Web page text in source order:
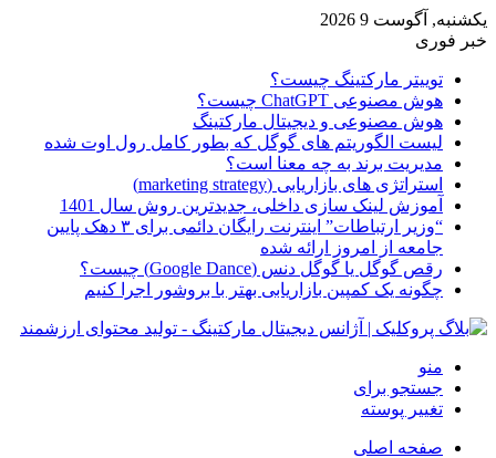
یکشنبه, آگوست 9 2026
خبر فوری
توییتر مارکتینگ چیست؟
هوش مصنوعی ChatGPT چیست؟
هوش مصنوعی و دیجیتال مارکتینگ
لیست الگوریتم های گوگل که بطور کامل رول اوت شده
مدیریت برند به چه معنا است؟
استراتژی های بازاریابی (marketing strategy)
آموزش لینک سازی داخلی، جدیدترین روش سال 1401
“وزیر ارتباطات” اینترنت رایگان دائمی برای ۳ دهک پایین
جامعه از امروز ارائه شده
رقص گوگل یا گوگل دنس (Google Dance) چیست؟
چگونه یک کمپین بازاریابی بهتر با بروشور اجرا کنیم
منو
جستجو برای
تغییر پوسته
صفحه اصلی